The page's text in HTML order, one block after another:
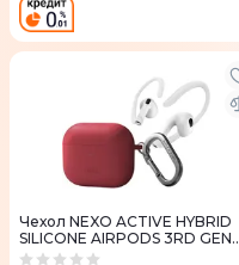
Чехол NEXO ACTIVE HYBRID
SILICONE AIRPODS 3RD GEN
CASE WITH SPORTS EAR